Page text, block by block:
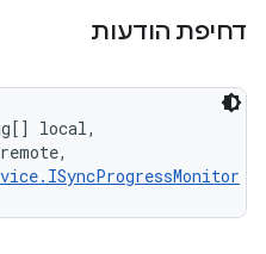
דחיפת הודעות
local,